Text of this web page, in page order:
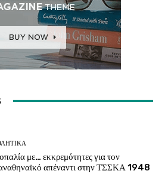
με… εκκρεμότητες για τον
απέναντι στην ΤΣΣΚΑ 1948